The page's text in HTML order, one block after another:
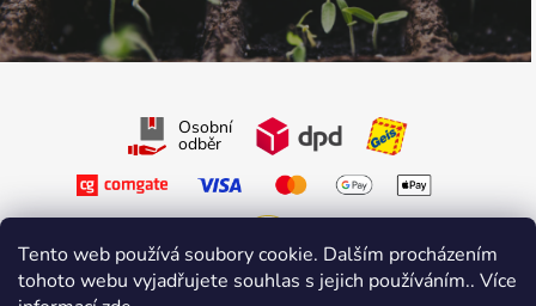
Tento web používá soubory cookie. Dalším procházením
tohoto webu vyjadřujete souhlas s jejich používáním.. Více
Osobní
odběr